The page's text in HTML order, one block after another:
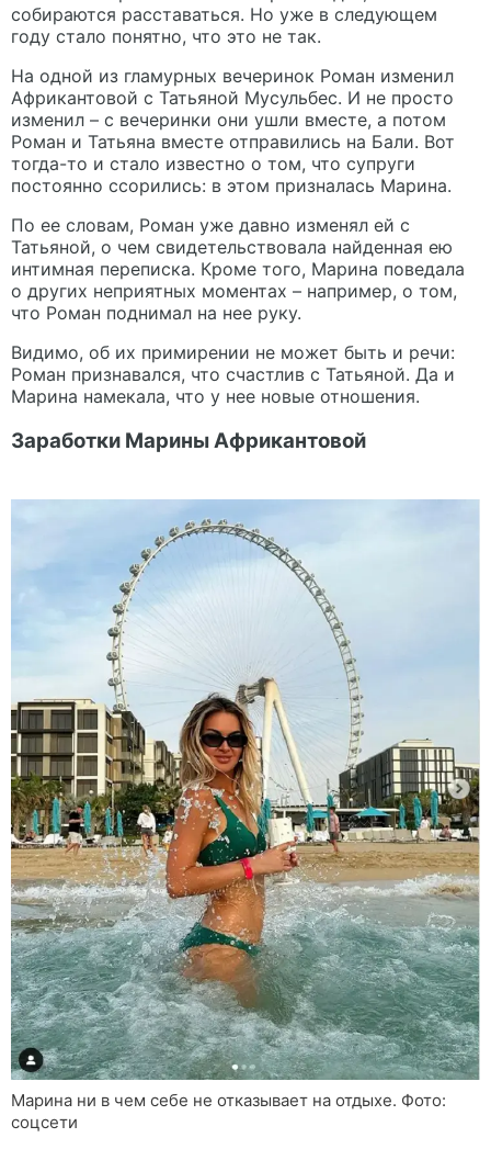
собираются расставаться. Но уже в следующем
году стало понятно, что это не так.
На одной из гламурных вечеринок Роман изменил
Африкантовой с Татьяной Мусульбес. И не просто
изменил – с вечеринки они ушли вместе, а потом
Роман и Татьяна вместе отправились на Бали. Вот
тогда-то и стало известно о том, что супруги
постоянно ссорились: в этом призналась Марина.
По ее словам, Роман уже давно изменял ей с
Татьяной, о чем свидетельствовала найденная ею
интимная переписка. Кроме того, Марина поведала
о других неприятных моментах – например, о том,
что Роман поднимал на нее руку.
Видимо, об их примирении не может быть и речи:
Роман признавался, что счастлив с Татьяной. Да и
Марина намекала, что у нее новые отношения.
Заработки Марины Африкантовой
Марина ни в чем себе не отказывает на отдыхе. Фото:
соцсети